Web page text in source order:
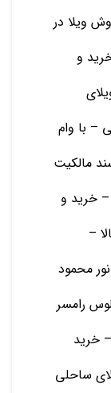
ویلا در
و
با وام
مالکیت
خرید و
–
محمود
رامسر
خرید
ساحلی